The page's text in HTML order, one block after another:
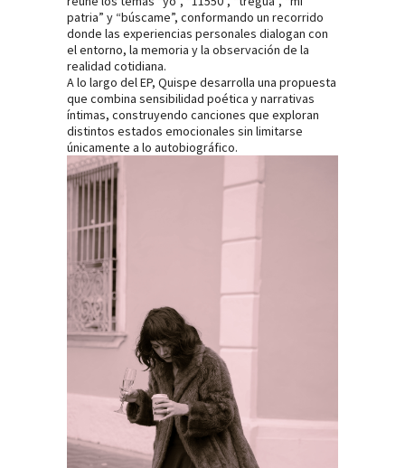
patria” y “búscame”, conformando un recorrido
donde las experiencias personales dialogan con
el entorno, la memoria y la observación de la
realidad cotidiana.
A lo largo del EP, Quispe desarrolla una propuesta
que combina sensibilidad poética y narrativas
íntimas, construyendo canciones que exploran
distintos estados emocionales sin limitarse
únicamente a lo autobiográfico.